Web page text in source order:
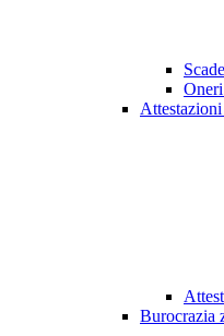
Burocrazia